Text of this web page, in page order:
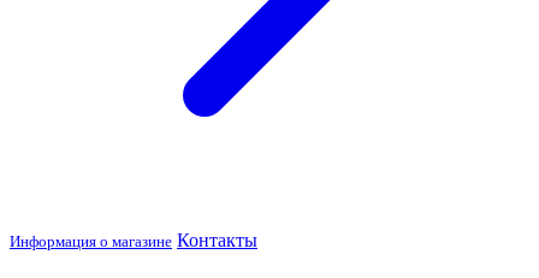
Информация о магазине Контакты